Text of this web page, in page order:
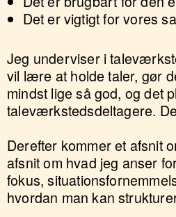
Det er vigtigt for vores
Jeg underviser i
vil lære at holde taler, gør
mindst lige så god, og det
taleværkstedsdeltagere.
Derefter kommer et afsnit
afsnit om hvad jeg anser
fokus,
hvordan man kan